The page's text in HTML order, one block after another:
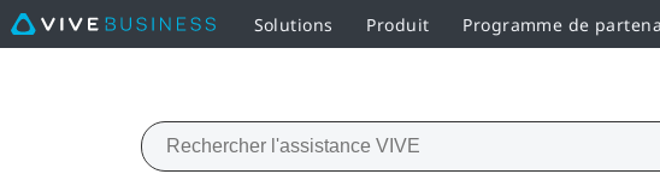
Solutions Produit Programme de